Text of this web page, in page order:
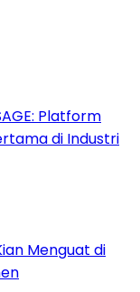
Platform
di Industri
Menguat di